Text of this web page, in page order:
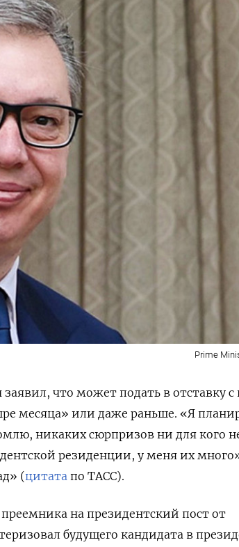
Prime
что может подать в отставку с
месяца» или даже раньше. «Я
никаких сюрпризов ни для кого
резиденции, у меня их
(цитата по ТАСС).
на президентский пост от
будущего кандидата в